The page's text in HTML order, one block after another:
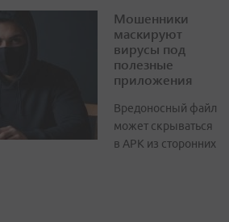
Мошенники
маскируют
вирусы под
полезные
приложения
Вредоносный файл
может скрываться
в APK из сторонних